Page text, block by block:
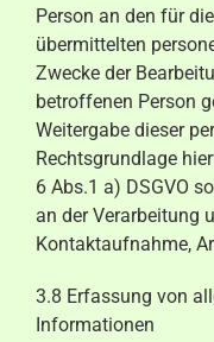
Person an den für
übermittelten
Zwecke der
betroffenen Person
Weitergabe dieser
Rechtsgrundlage
6 Abs.1 a) DSGVO
an der Verarbeitung
Kontaktaufnahme,
3.8 Erfassung von
Informationen